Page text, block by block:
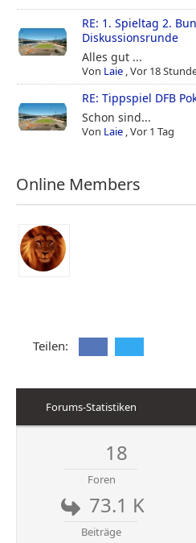
RE: 1. Spieltag 2.
Diskussionsrunde
Alles gut ...
Von Laie ,Vor 18
RE: Tippspiel DFB
Schon sind...
Von Laie ,Vor 1 Tag
Online Members
Teilen:
Forums-Statistiken
18
Foren
73.1 K
Beiträge